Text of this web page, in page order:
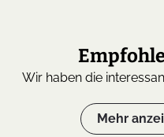
Wir haben die
Mehr